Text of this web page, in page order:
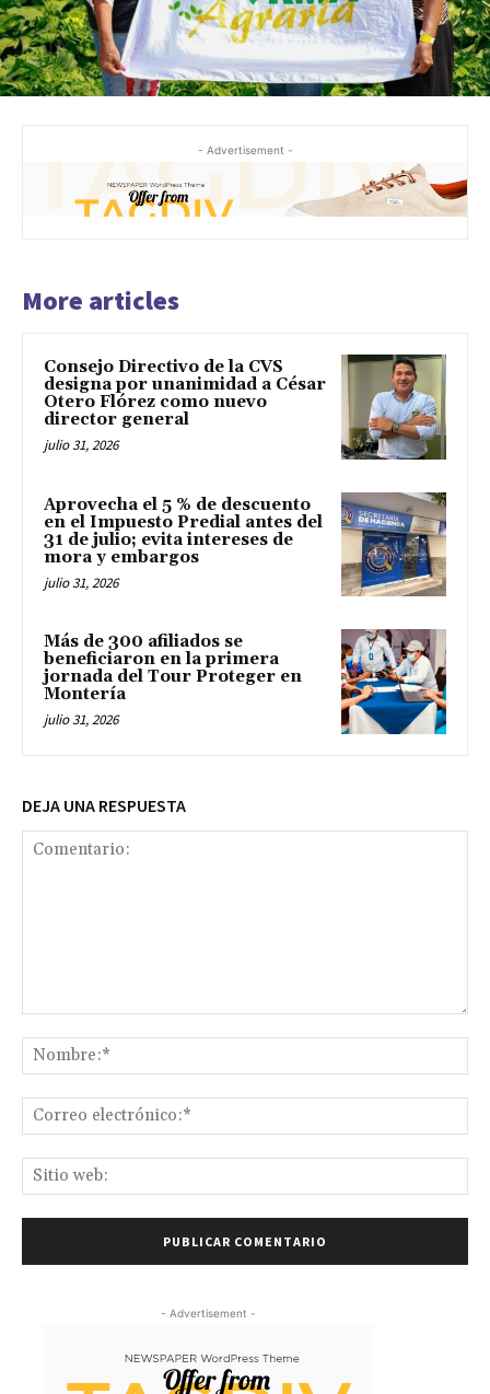
- Advertisement -
More articles
Consejo Directivo de la CVS
designa por unanimidad a César
Otero Flórez como nuevo
director general
julio 31, 2026
Aprovecha el 5 % de descuento
en el Impuesto Predial antes del
31 de julio; evita intereses de
mora y embargos
julio 31, 2026
Más de 300 afiliados se
beneficiaron en la primera
jornada del Tour Proteger en
Montería
julio 31, 2026
DEJA UNA RESPUESTA
- Advertisement -